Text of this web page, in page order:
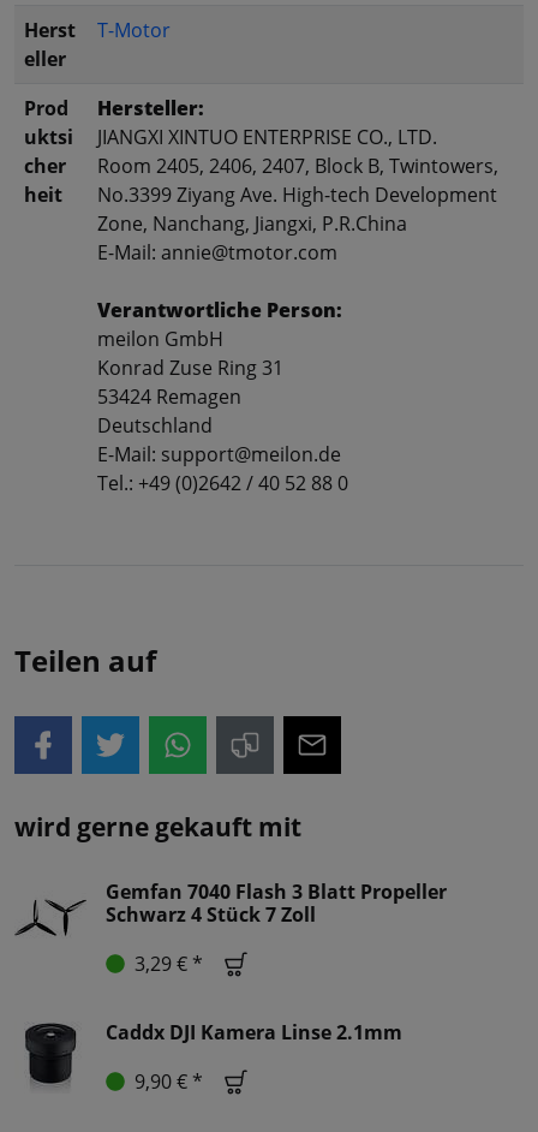
Herst
eller
T-Motor
Prod
uktsi
cher
heit
Hersteller:
JIANGXI XINTUO ENTERPRISE CO., LTD.
Room 2405, 2406, 2407, Block B, Twintowers,
No.3399 Ziyang Ave. High-tech Development
Zone, Nanchang, Jiangxi, P.R.China
E-Mail: annie@tmotor.com
Verantwortliche Person:
meilon GmbH
Konrad Zuse Ring 31
53424 Remagen
Deutschland
E-Mail: support@meilon.de
Tel.: +49 (0)2642 / 40 52 88 0
Teilen auf
wird gerne gekauft mit
Gemfan 7040 Flash 3 Blatt Propeller
Schwarz 4 Stück 7 Zoll
3,29 € *
Caddx DJI Kamera Linse 2.1mm
9,90 € *